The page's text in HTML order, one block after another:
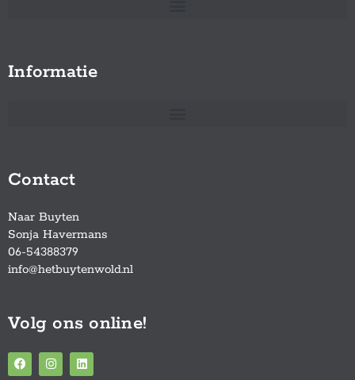
Informatie
Contact
Naar Buyten
Sonja Havermans
06-54388379
info@hetbuytenwold.nl
Volg ons online!
F
a
I
n
L
i